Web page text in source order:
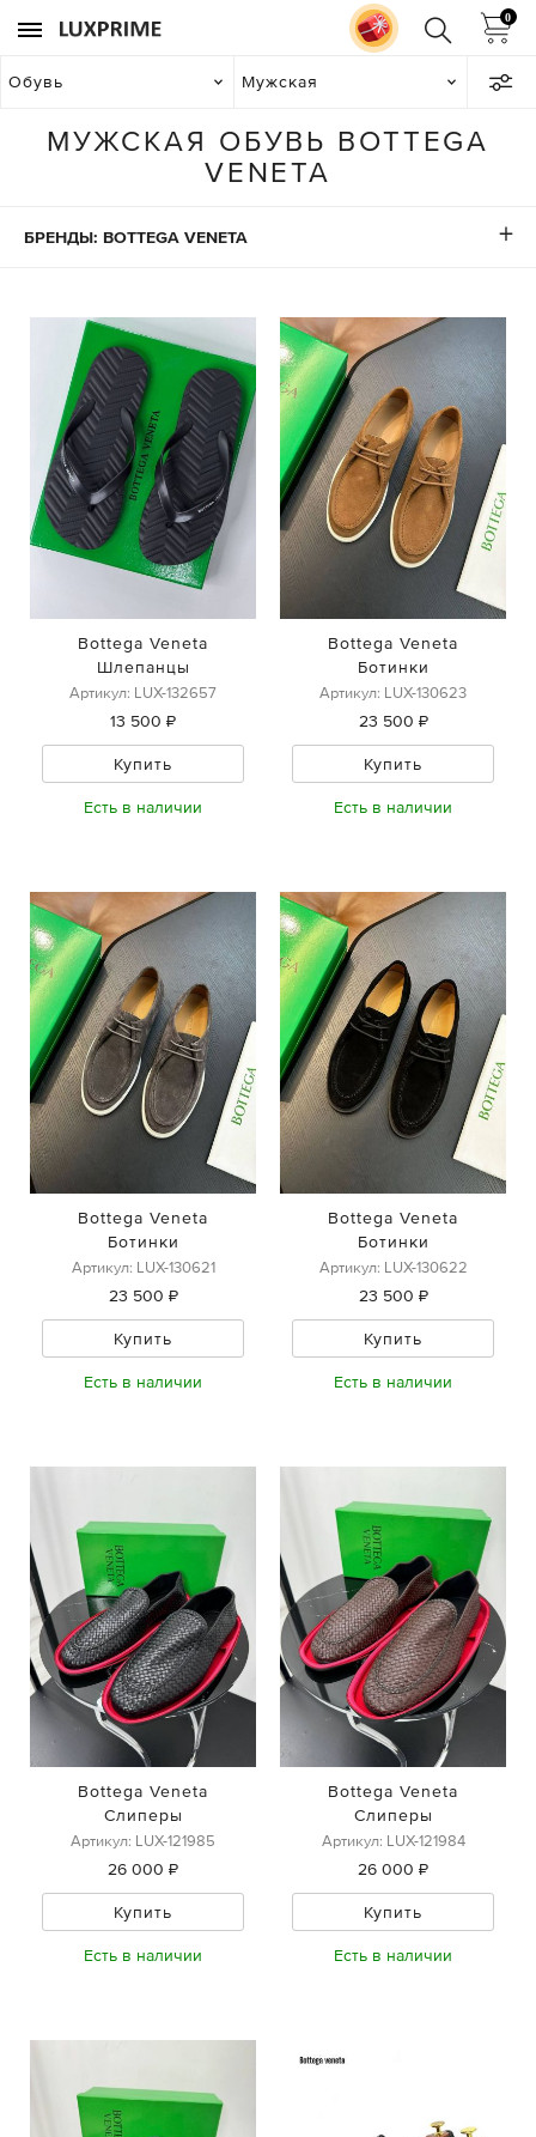
0
Обувь Мужская
МУЖСКАЯ ОБУВЬ BOTTEGA
VENETA
БРЕНДЫ: BOTTEGA VENETA
Bottega Veneta
Шлепанцы
Артикул: LUX-132657
13 500 ₽
Купить
Есть в наличии
Bottega Veneta
Ботинки
Артикул: LUX-130623
23 500 ₽
Купить
Есть в наличии
Bottega Veneta
Ботинки
Артикул: LUX-130621
23 500 ₽
Купить
Есть в наличии
Bottega Veneta
Ботинки
Артикул: LUX-130622
23 500 ₽
Купить
Есть в наличии
Bottega Veneta
Слиперы
Артикул: LUX-121985
26 000 ₽
Купить
Есть в наличии
Bottega Veneta
Слиперы
Артикул: LUX-121984
26 000 ₽
Купить
Есть в наличии